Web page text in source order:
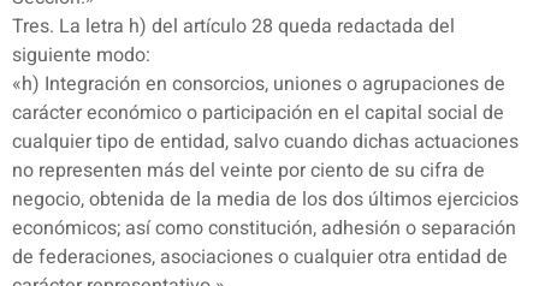
Tres. La letra h) del artículo 28 queda redactada del
siguiente modo:
«h) Integración en consorcios, uniones o agrupaciones de
carácter económico o participación en el capital social de
cualquier tipo de entidad, salvo cuando dichas actuaciones
no representen más del veinte por ciento de su cifra de
negocio, obtenida de la media de los dos últimos ejercicios
económicos; así como constitución, adhesión o separación
de federaciones, asociaciones o cualquier otra entidad de